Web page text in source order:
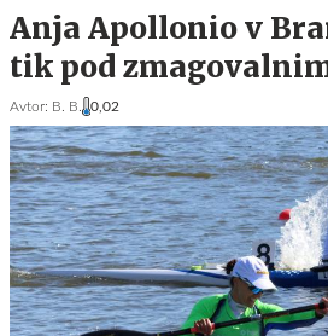
Anja Apollonio v
tik pod
Avtor: B. B. 0,02